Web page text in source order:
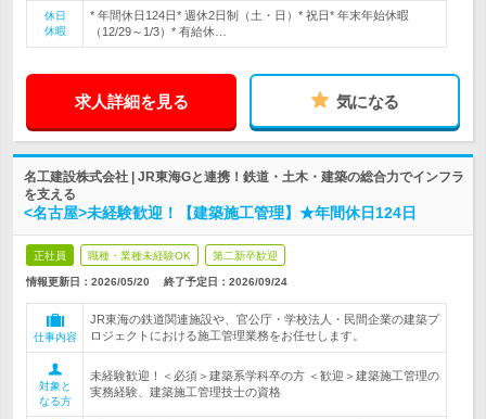
休日
休暇
* 年間休日124日* 週休2日制（土・日）* 祝日* 年末年始休暇
（12/29～1/3）* 有給休…
求人詳細を見る 気になる
名工建設株式会社 | JR東海Gと連携！鉄道・土木・建築の総合力でインフラ
を支える
<名古屋>未経験歓迎！【建築施工管理】★年間休日124日
正社員 職種・業種未経験OK 第二新卒歓迎
情報更新日：2026/05/20 終了予定日： 2026/09/24
仕事内容
JR東海の鉄道関連施設や、官公庁・学校法人・民間企業の建築プ
ロジェクトにおける施工管理業務をお任せします。
対象と
なる方
未経験歓迎！＜必須＞建築系学科卒の方 ＜歓迎＞建築施工管理の
実務経験、建築施工管理技士の資格